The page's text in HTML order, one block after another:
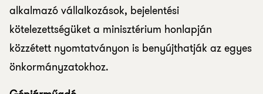
alkalmazó vállalkozások, bejelentési
kötelezettségüket a minisztérium honlapján
közzétett nyomtatványon is benyújthatják az egyes
önkormányzatokhoz.